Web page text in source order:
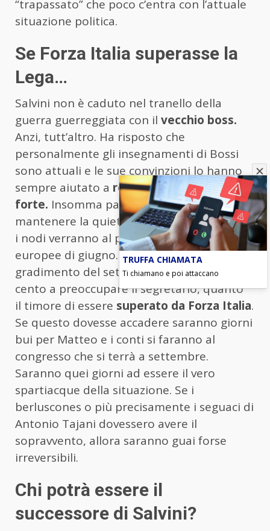
“trapassato” che poco c’entra con l’attuale
situazione politica.
Se Forza Italia superasse la
Lega…
Salvini non è caduto nel tranello della
guerra guerreggiata con il vecchio boss.
Anzi, tutt’altro. Ha risposto che
personalmente gli insegnamenti di Bossi
sono attuali e le sue convinzioni lo hanno
sempre aiutato a rendere la Lega più
forte. Insomma pace finché sarà possibile
mantenere la quiete nel Carroccio. Semmai
i nodi verranno al pettine dopo le elezioni
europee di giugno. Non è tanto il
gradimento del sette, otto o nove per
cento a preoccupare il segretario, quanto
il timore di essere superato da Forza Italia.
Se questo dovesse accadere saranno giorni
bui per Matteo e i conti si faranno al
congresso che si terrà a settembre.
Saranno quei giorni ad essere il vero
spartiacque della situazione. Se i
berluscones o più precisamente i seguaci di
Antonio Tajani dovessero avere il
sopravvento, allora saranno guai forse
irreversibili.
Chi potrà essere il
successore di Salvini?
TRUFFA CHIAMATA
Ti chiamano e poi attaccano